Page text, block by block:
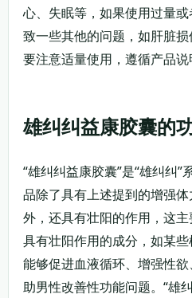
心、失眠等，如果使用过量
致一些其他的问题，如肝脏
要注意适量使用，遵循产品说
雄纠纠益康胶囊的
“雄纠纠益康胶囊”是“雄纠纠
品除了具有上述提到的增强
外，还具有壮阳的作用，这
具有壮阳作用的成分，如某
能够促进血液循环、增强性
助男性改善性功能问题。“雄